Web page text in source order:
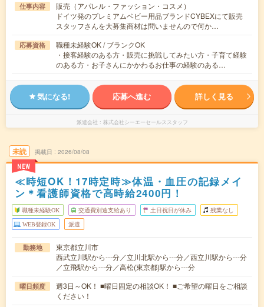
仕事内容
販売（アパレル・ファッション・コスメ）
ドイツ発のプレミアムベビー用品ブランドCYBEXにて販売
スタッフさんを大募集商材は問いませんので何か…
応募資格
職種未経験OK / ブランクOK
・接客経験のある方・販売に挑戦してみたい方・子育て経験
のある方・お子さんにかかわるお仕事の経験のある…
気になる! 応募へ進む 詳しく見る
派遣会社 株式会社シーエーセールススタッフ
未読
NEW
掲載日 2026/08/08
≪時短OK！17時定時≫体温・血圧の記録メイ
ン＊看護師資格で高時給2400円！
職種未経験OK 交通費別途支給あり 土日祝日が休み 残業なし
WEB登録OK 派遣
勤務地
東京都立川市
西武立川駅から---分／立川北駅から---分／西立川駅から---分
／立飛駅から---分／高松(東京都)駅から---分
曜日頻度
週3日～OK！ ■曜日固定の相談OK！ ■ご希望の曜日をご相談
ください！